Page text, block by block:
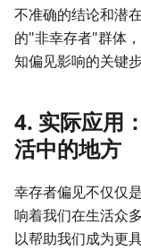
不准确的结论和潜
的"非幸存者"群体
知偏见影响的关键步
4. 实际应用
活中的地方
幸存者偏见不仅仅
响着我们在生活众
以帮助我们成为更